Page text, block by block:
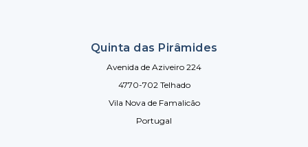
Quinta das Pirâmides
Avenida de Aziveiro 224
4770-702 Telhado
Vila Nova de Famalicão
Portugal